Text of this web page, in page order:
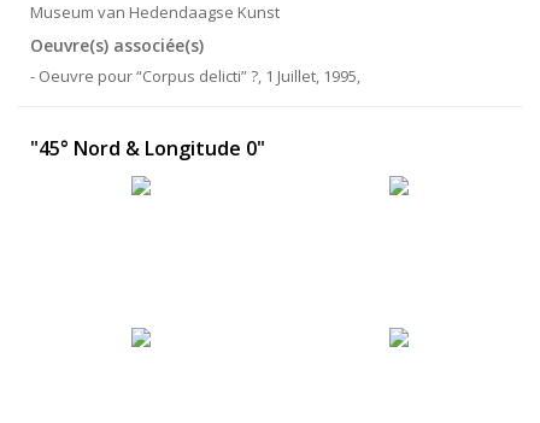
Museum van Hedendaagse Kunst
Oeuvre(s) associée(s)
- Oeuvre pour “Corpus delicti” ?, 1 Juillet, 1995,
"45° Nord & Longitude 0"